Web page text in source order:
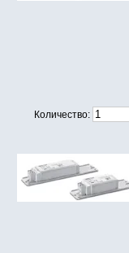
Количество: